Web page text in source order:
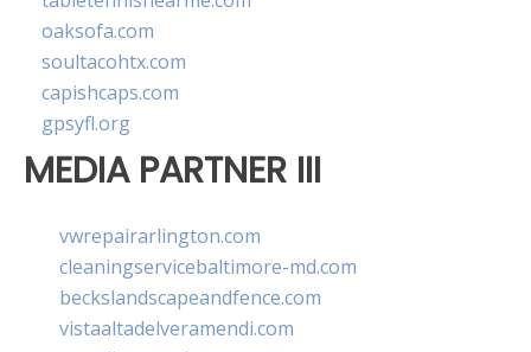
oaksofa.com
soultacohtx.com
capishcaps.com
gpsyfl.org
MEDIA PARTNER III
vwrepairarlington.com
cleaningservicebaltimore-md.com
beckslandscapeandfence.com
vistaaltadelveramendi.com